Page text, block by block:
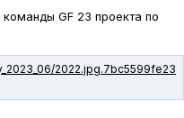
GF 23 проекта по